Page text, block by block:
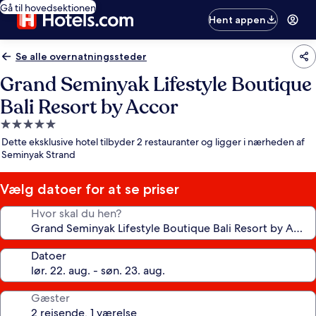
Gå til hovedsektionen
Hent appen
Se alle overnatningssteder
Grand Seminyak Lifestyle Boutique
Bali Resort by Accor
5.0-
stjernet
overnatningssted
Dette eksklusive hotel tilbyder 2 restauranter og ligger i nærheden af
Seminyak Strand
Vælg datoer for at se priser
Hvor skal du hen?
Datoer
Gæster